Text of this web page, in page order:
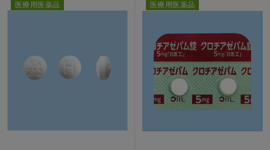
医療用医薬品 医療用医薬品